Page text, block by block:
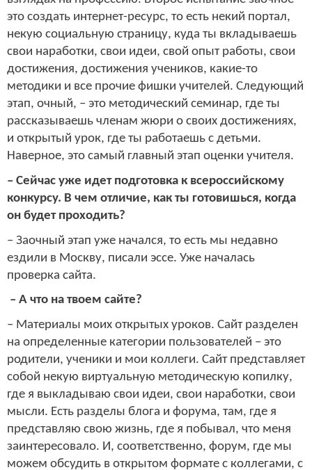
это создать интернет-ресурс, то есть некий портал,
некую социальную страницу, куда ты вкладываешь
свои наработки, свои идеи, свой опыт работы, свои
достижения, достижения учеников, какие-то
методики и все прочие фишки учителей. Следующий
этап, очный, – это методический семинар, где ты
рассказываешь членам жюри о своих достижениях,
и открытый урок, где ты работаешь с детьми.
Наверное, это самый главный этап оценки учителя.
– Сейчас уже идет подготовка к всероссийскому
конкурсу. В чем отличие, как ты готовишься, когда
он будет проходить?
– Заочный этап уже начался, то есть мы недавно
ездили в Москву, писали эссе. Уже началась
проверка сайта.
– А что на твоем сайте?
– Материалы моих открытых уроков. Сайт разделен
на определенные категории пользователей – это
родители, ученики и мои коллеги. Сайт представляет
собой некую виртуальную методическую копилку,
где я выкладываю свои идеи, свои наработки, свои
мысли. Есть разделы блога и форума, там, где я
представляю свою жизнь, где я побывал, что меня
заинтересовало. И, соответственно, форум, где мы
можем обсудить в открытом формате с коллегами, с